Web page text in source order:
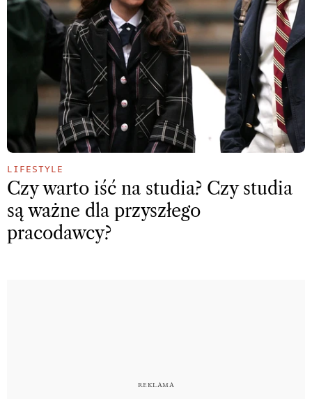
LIFESTYLE
Czy warto iść na studia? Czy studia
są ważne dla przyszłego
pracodawcy?